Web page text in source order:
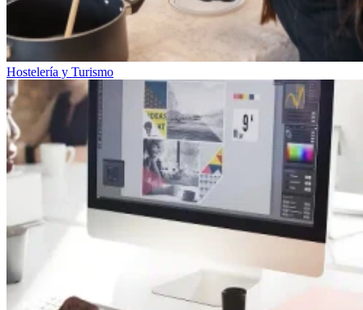
Hostelería y Turismo